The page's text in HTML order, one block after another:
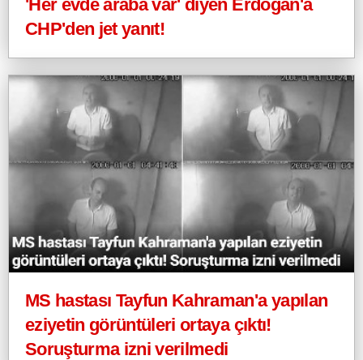
'Her evde araba var' diyen Erdoğan'a
CHP'den jet yanıt!
MS hastası Tayfun Kahraman'a yapılan
eziyetin görüntüleri ortaya çıktı!
Soruşturma izni verilmedi